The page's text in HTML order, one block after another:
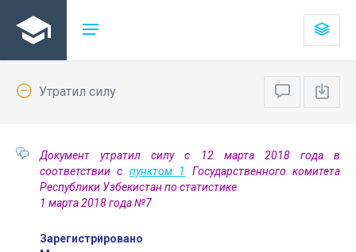
Утратил силу
Документ утратил силу с 12 марта 2018 года в
соответствии с пунктом 1
Государственного комитета
Республики Узбекистан по статистике
1 марта 2018 года №7
Зарегистрировано